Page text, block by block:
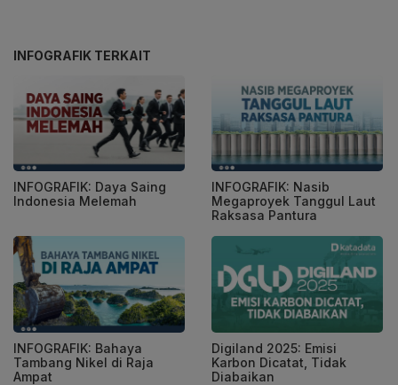
INFOGRAFIK TERKAIT
INFOGRAFIK: Daya Saing
Indonesia Melemah
INFOGRAFIK: Nasib
Megaproyek Tanggul Laut
Raksasa Pantura
INFOGRAFIK: Bahaya
Tambang Nikel di Raja
Ampat
Digiland 2025: Emisi
Karbon Dicatat, Tidak
Diabaikan